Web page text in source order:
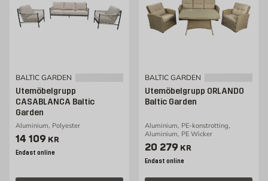
BALTIC GARDEN
Utemöbelgrupp
CASABLANCA Baltic
Garden
Aluminium, Polyester
Pris 14109 kr
14 109 KR
Endast online
BALTIC GARDEN
Utemöbelgrupp ORLANDO
Baltic Garden
Aluminium, PE-konstrotting,
Aluminium, PE Wicker
Pris 20279 kr
20 279 KR
Endast online